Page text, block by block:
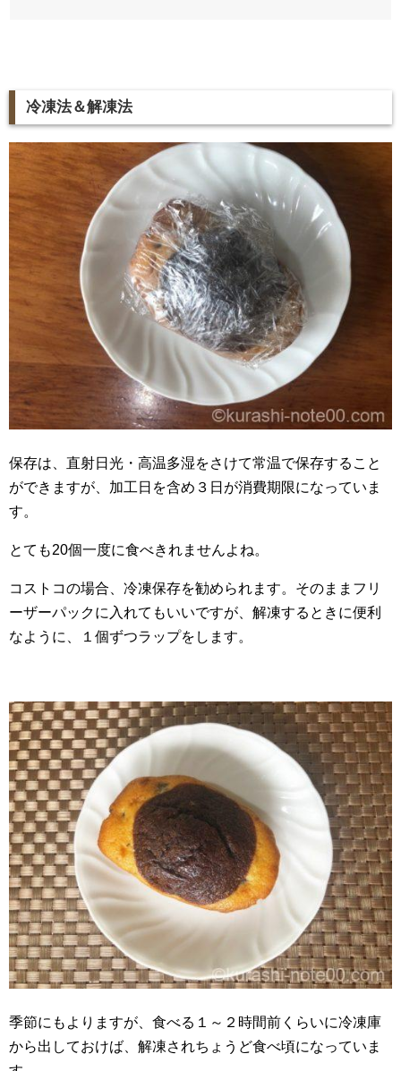
冷凍法＆解凍法
保存は、直射日光・高温多湿をさけて常温で保存すること
ができますが、加工日を含め３日が消費期限になっていま
す。
とても20個一度に食べきれませんよね。
コストコの場合、冷凍保存を勧められます。そのままフリ
ーザーパックに入れてもいいですが、解凍するときに便利
なように、１個ずつラップをします。
季節にもよりますが、食べる１～２時間前くらいに冷凍庫
から出しておけば、解凍されちょうど食べ頃になっていま